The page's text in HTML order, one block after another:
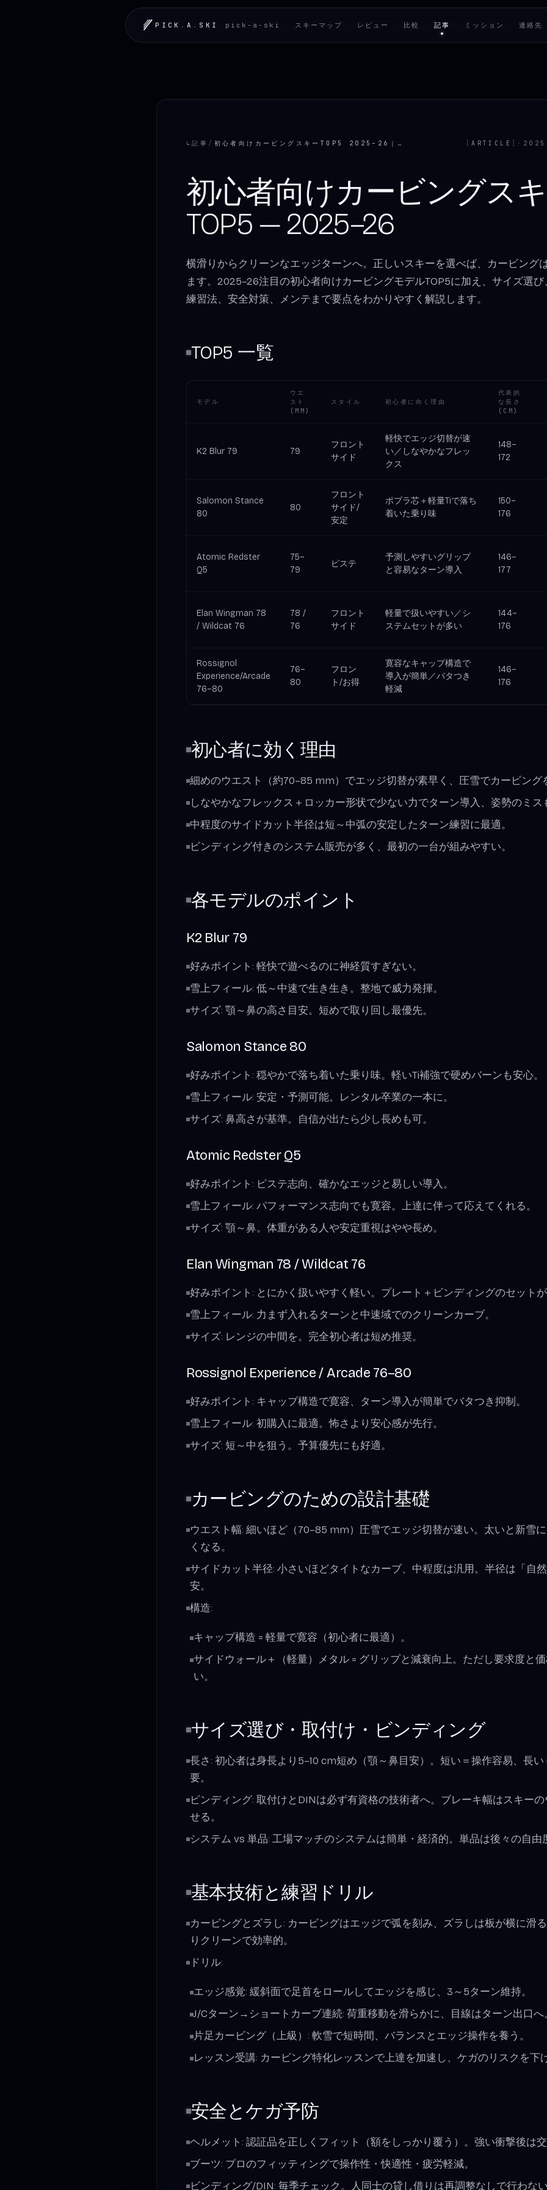
PICK . A . SKI pick-a-ski スキーマップ レビュー 比較 記事 ミッション 連絡先
↳記事 / 初心者向けカービングスキーTOP5 2025–26｜購入ガイド [ ARTICLE ] ·
初心者向けカービングス
TOP5 — 2025–26
横滑りからクリーンなエッジターンへ。正しいスキーを選べば、カービング
ます。2025–26注目の初心者向けカービングモデルTOP5に加え、サイズ選
練習法、安全対策、メンテまで要点をわかりやすく解説します。
TOP5 一覧
モデル
ウエ
スト
(MM)
スタイル 初心者に向く理由
代表的
な長さ
(CM)
K2 Blur 79 79
フロント
サイド
軽快でエッジ切替が速
い／しなやかなフレッ
クス
148–
172
Salomon Stance
80
80
フロント
サイド/
安定
ポプラ芯＋軽量Tiで落ち
着いた乗り味
150–
176
Atomic Redster
Q5
75–
79
ピステ
予測しやすいグリップ
と容易なターン導入
146–
177
Elan Wingman 78
/ Wildcat 76
78 /
76
フロント
サイド
軽量で扱いやすい／シ
ステムセットが多い
144–
176
Rossignol
Experience/Arcade
76–80
76–
80
フロン
ト/お得
寛容なキャップ構造で
導入が簡単／バタつき
軽減
146–
176
初心者に効く理由
細めのウエスト（約70–85 mm）でエッジ切替が素早く、圧雪でカービング
しなやかなフレックス＋ロッカー形状で少ない力でターン導入、姿勢のミス
中程度のサイドカット半径は短～中弧の安定したターン練習に最適。
ビンディング付きのシステム販売が多く、最初の一台が組みやすい。
各モデルのポイント
K2 Blur 79
好みポイント: 軽快で遊べるのに神経質すぎない。
雪上フィール: 低～中速で生き生き。整地で威力発揮。
サイズ: 顎～鼻の高さ目安。短めで取り回し最優先。
Salomon Stance 80
好みポイント: 穏やかで落ち着いた乗り味。軽いTi補強で硬めバーンも安心。
雪上フィール: 安定・予測可能。レンタル卒業の一本に。
サイズ: 鼻高さが基準。自信が出たら少し長めも可。
Atomic Redster Q5
好みポイント: ピステ志向、確かなエッジと易しい導入。
雪上フィール: パフォーマンス志向でも寛容。上達に伴って応えてくれる。
サイズ: 顎～鼻。体重がある人や安定重視はやや長め。
Elan Wingman 78 / Wildcat 76
好みポイント: とにかく扱いやすく軽い。プレート＋ビンディングのセット
雪上フィール: 力まず入れるターンと中速域でのクリーンカーブ。
サイズ: レンジの中間を。完全初心者は短め推奨。
Rossignol Experience / Arcade 76–80
好みポイント: キャップ構造で寛容、ターン導入が簡単でバタつき抑制。
雪上フィール: 初購入に最適。怖さより安心感が先行。
サイズ: 短～中を狙う。予算優先にも好適。
カービングのための設計基礎
ウエスト幅: 細いほど（70–85 mm）圧雪でエッジ切替が速い。太いと新雪
くなる。
サイドカット半径: 小さいほどタイトなカーブ、中程度は汎用。半径は「自
安。
構造:
キャップ構造 = 軽量で寛容（初心者に最適）。
サイドウォール＋（軽量）メタル = グリップと減衰向上。ただし要求度と
い。
サイズ選び・取付け・ビンディング
長さ: 初心者は身長より5–10 cm短め（顎～鼻目安）。短い＝操作容易、長
要。
ビンディング: 取付けとDINは必ず有資格の技術者へ。ブレーキ幅はスキー
せる。
システム vs 単品: 工場マッチのシステムは簡単・経済的。単品は後々の自由
基本技術と練習ドリル
カービングとズラし: カービングはエッジで弧を刻み、ズラしは板が横に滑
りクリーンで効率的。
ドリル:
エッジ感覚: 緩斜面で足首をロールしてエッジを感じ、3～5ターン維持。
J/Cターン→ショートカーブ連続: 荷重移動を滑らかに、目線はターン出口へ
片足カービング（上級）: 軟雪で短時間、バランスとエッジ操作を養う。
レッスン受講: カービング特化レッスンで上達を加速し、ケガのリスクを下
安全とケガ予防
ヘルメット: 認証品を正しくフィット（額をしっかり覆う）。強い衝撃後は
ブーツ: プロのフィッティングで操作性・快適性・疲労軽減。
ビンディング/DIN: 毎季チェック。人同士の貸し借りは再調整なしで行わな